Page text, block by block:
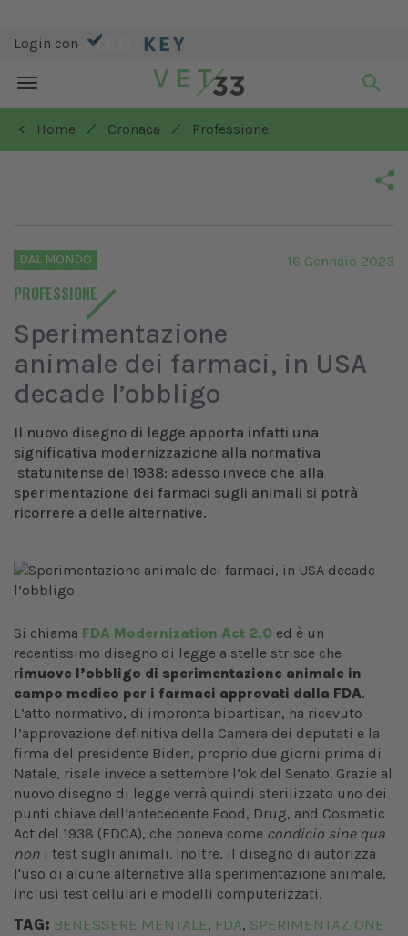
Login con
Toggle
navigation
< Home
/ Cronaca / Professione
DAL MONDO
PROFESSIONE
16 Gennaio 2023
Sperimentazione
animale dei farmaci, in USA
decade l’obbligo
Il nuovo disegno di legge apporta infatti una
significativa modernizzazione alla normativa
statunitense del 1938: adesso invece che alla
sperimentazione dei farmaci sugli animali si potrà
ricorrere a delle alternative.
Si chiama FDA Modernization Act 2.0 ed è un
recentissimo disegno di legge a stelle strisce che
rimuove l’obbligo di sperimentazione animale in
campo medico per i farmaci approvati dalla FDA.
L’atto normativo, di impronta bipartisan, ha ricevuto
l’approvazione definitiva della Camera dei deputati e la
firma del presidente Biden, proprio due giorni prima di
Natale, risale invece a settembre l’ok del Senato. Grazie al
nuovo disegno di legge verrà quindi sterilizzato uno dei
punti chiave dell’antecedente Food, Drug, and Cosmetic
Act del 1938 (FDCA), che poneva come condicio sine qua
non i test sugli animali. Inoltre, il disegno di autorizza
l'uso di alcune alternative alla sperimentazione animale,
inclusi test cellulari e modelli computerizzati.
TAG: BENESSERE MENTALE, FDA, SPERIMENTAZIONE